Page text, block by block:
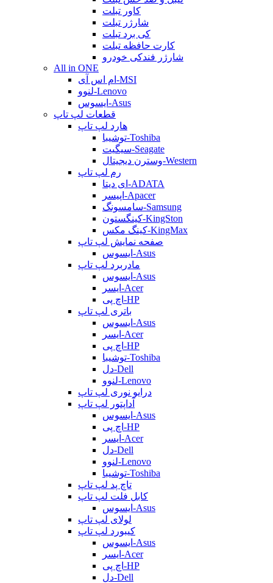
کاور تبلت
شارژر تبلت
کی برد تبلت
کارت حافظه تبلت
شارژر فندکی خودرو
All in ONE
ام اس آی-MSI
لنوو-Lenovo
ایسوس-Asus
قطعات لپ تاپ
هارد لپ تاپ
توشیبا-Toshiba
سیگیت-Seagate
وسترن دیجیتال-Western
رم لپ تاپ
ای دیتا-ADATA
اپیسر-Apacer
سامسونگ-Samsung
کینگستون-KingSton
کینگ مکس-KingMax
صفحه نمایش لپ تاپ
ایسوس-Asus
مادربرد لپ تاپ
ایسوس-Asus
ایسر-Acer
اچ پی-HP
باتری لپ تاپ
ایسوس-Asus
ایسر-Acer
اچ پی-HP
توشیبا-Toshiba
دل-Dell
لنوو-Lenovo
درایو نوری لپ تاپ
آداپتور لپ تاپ
ایسوس-Asus
اچ پی-HP
ایسر-Acer
دل-Dell
لنوو-Lenovo
توشیبا-Toshiba
تاچ پد لپ تاپ
کابل فلت لپ تاپ
ایسوس-Asus
لولای لپ تاپ
کیبورد لپ تاپ
ایسوس-Asus
ایسر-Acer
اچ پی-HP
دل-Dell